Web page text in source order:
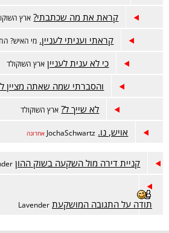
קראת את מה שכתבתי? ארץ
קראתי ועניתי לעניין. מי האיש?
כי לא ענית לעניין ארץ השוקולד
והסברתי שמה שאתה מציין
לא שייך ל? ארץ השוקולד
אויש, נו. JochaSchwartz אחרונה
קניית דירה מול השקעה בשוק ההון
תודה על התגובה המושקעת Lavender